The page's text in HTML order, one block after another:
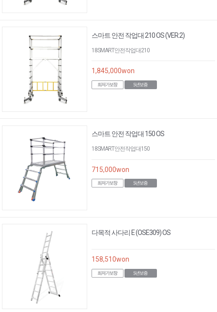
스마트 안전 작업대 210 OS (VER.2)
18SMART안전작업대210
1,845,000won
스마트 안전 작업대 150 OS
18SMART안전작업대150
715,000won
다목적 사다리 E (OSE309) OS
158,510won